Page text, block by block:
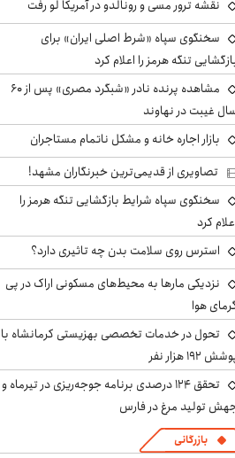
نقشه ترور مسی و رونالدو در آمریکا لو رفت
سخنگوی سپاه «شرط اصلی ایران» برای
تنگه هرمز را اعلام کرد
مشاهده پرنده نادر «شبگرد مصری» پس از ۶۰
غیبت در نهاوند
بازار اجاره خانه و مشکل ناتمام مستاجران
تصاویری از قدیمی‌ترین خبرنگاران مشهد!
سخنگوی سپاه شرایط بازگشایی تنگه هرمز را
کرد
استرس روی سلامت بدن چه تاثیری دارد؟
نزدیکی مارها به محیط‌های مسکونی اراک در پی
هوا
تحول در خدمات تخصصی بهزیستی کرمانشاه با
۱۹۲ هزار نفر
تحقق ۱۲۴ درصدی برنامه جوجه‌ریزی در تیرماه و
تولید مرغ در فارس
بازرگانی